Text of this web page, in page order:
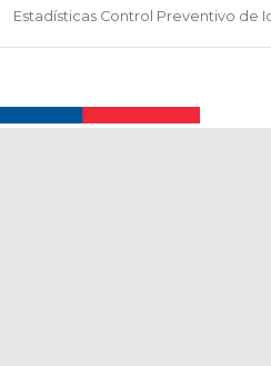
Estadísticas Control Preventivo de